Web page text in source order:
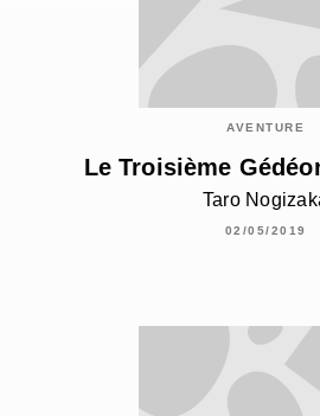
AVENTURE
Le Troisième
Taro
02/05/2019